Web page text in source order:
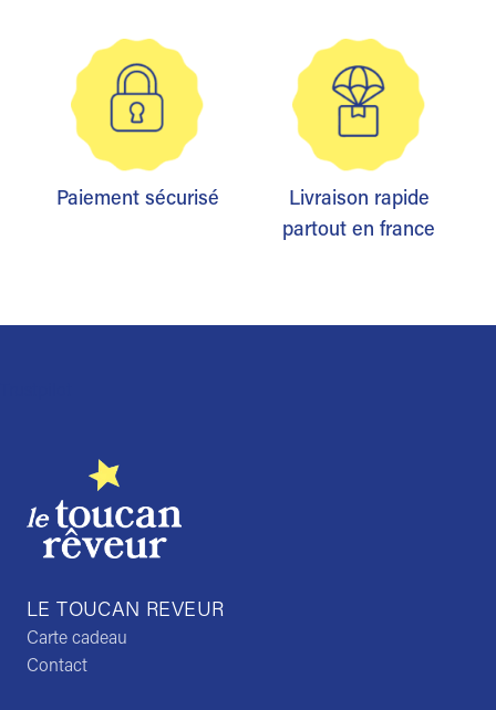
Paiement sécurisé
Livraison rapide
partout en france
LE TOUCAN REVEUR
Carte cadeau
Contact